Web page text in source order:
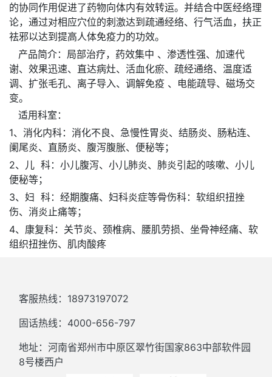
的协同作用促进了药物向体内有效转运。并结合中医经络理
论，通过对相应穴位的刺激达到疏通经络、行气活血，扶正
祛邪以达到提高人体免疫力的功效。
产品简介：局部治疗，药效集中 、渗透性强、加速代
谢、效果迅速、直达病灶、活血化瘀、疏经通络、温度适
调、扩张毛孔、离子导入、调解免疫 、电能疏导、磁场交
变。
适用科室：
1、消化内科：消化不良、急慢性胃炎、结肠炎、肠粘连、
阑尾炎、直肠炎、腹泻腹胀、便秘等；
2、儿 科：小儿腹泻、小儿肺炎、肺炎引起的咳嗽、小儿
便秘等；
3、妇 科：经期腹痛、妇科炎症等骨伤科：软组织扭挫
伤、消炎止痛等；
4、康复科：关节炎、颈椎病、腰肌劳损、坐骨神经痛、软
组织扭挫伤、肌肉酸疼
客服热线：18973197072
固话热线：4000-656-797
地址：河南省郑州市中原区翠竹街国家863中部软件园
8号楼西户